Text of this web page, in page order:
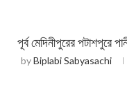
পূর্ব মেদিনীপুরের পটাশপুরে
byBiplabi Sabyasachi